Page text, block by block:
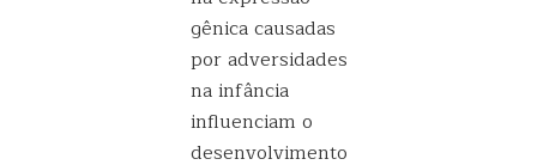
gênica causadas
por adversidades
na infância
influenciam o
desenvolvimento